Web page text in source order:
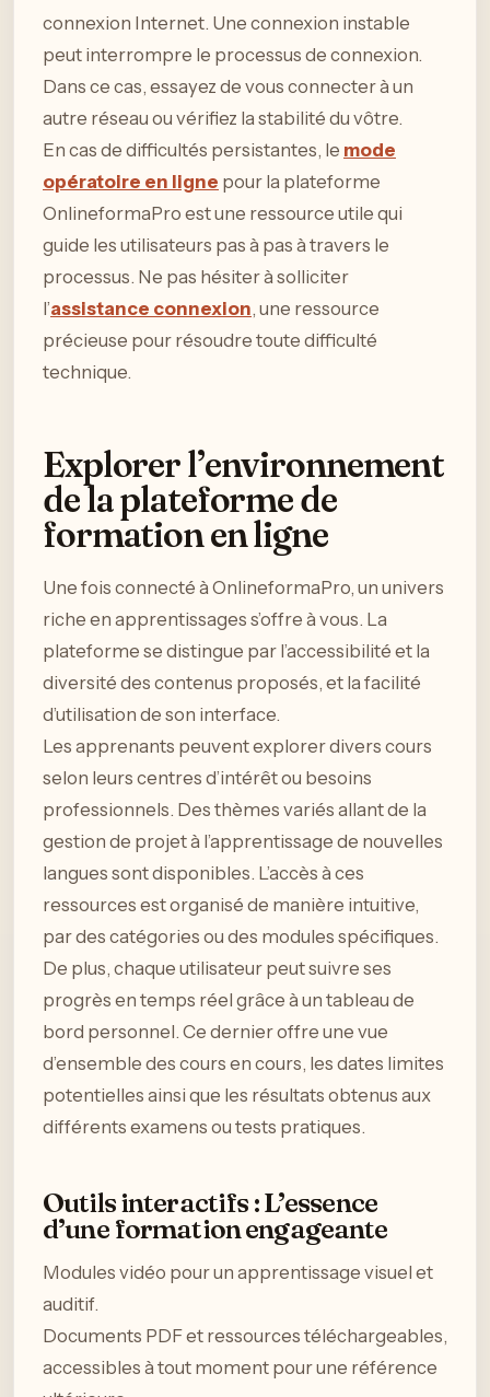
connexion Internet. Une connexion instable
peut interrompre le processus de connexion.
Dans ce cas, essayez de vous connecter à un
autre réseau ou vérifiez la stabilité du vôtre.
En cas de difficultés persistantes, le mode
opératoire en ligne pour la plateforme
OnlineformaPro est une ressource utile qui
guide les utilisateurs pas à pas à travers le
processus. Ne pas hésiter à solliciter
l’assistance connexion, une ressource
précieuse pour résoudre toute difficulté
technique.
Explorer l’environnement
de la plateforme de
formation en ligne
Une fois connecté à OnlineformaPro, un univers
riche en apprentissages s’offre à vous. La
plateforme se distingue par l’accessibilité et la
diversité des contenus proposés, et la facilité
d’utilisation de son interface.
Les apprenants peuvent explorer divers cours
selon leurs centres d’intérêt ou besoins
professionnels. Des thèmes variés allant de la
gestion de projet à l’apprentissage de nouvelles
langues sont disponibles. L’accès à ces
ressources est organisé de manière intuitive,
par des catégories ou des modules spécifiques.
De plus, chaque utilisateur peut suivre ses
progrès en temps réel grâce à un tableau de
bord personnel. Ce dernier offre une vue
d’ensemble des cours en cours, les dates limites
potentielles ainsi que les résultats obtenus aux
différents examens ou tests pratiques.
Outils interactifs : L’essence
d’une formation engageante
Modules vidéo pour un apprentissage visuel et
auditif.
Documents PDF et ressources téléchargeables,
accessibles à tout moment pour une référence